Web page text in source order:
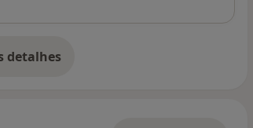
detalhes
o endereço